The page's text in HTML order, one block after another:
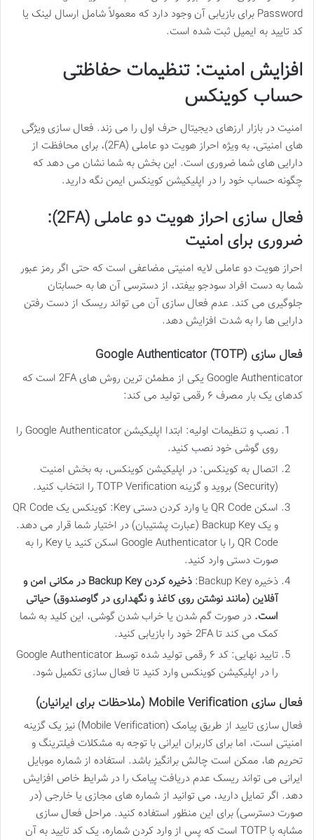
Password برای بازیابی آن وجود دارد که معمولاً شامل ارسال لینک یا
کد تایید به ایمیل ثبت شده است.
افزایش امنیت: تنظیمات حفاظتی
حساب کوینکس
امنیت در بازار ارزهای دیجیتال حرف اول را می زند. فعال سازی ویژگی
های امنیتی، به ویژه احراز هویت دو عاملی (2FA)، برای محافظت از
دارایی های شما ضروری است. این بخش به شما نشان می دهد که
چگونه حساب خود را در اپلیکیشن کوینکس ایمن نگه دارید.
فعال سازی احراز هویت دو عاملی (2FA):
ضروری برای امنیت
احراز هویت دو عاملی لایه امنیتی مضاعفی است که حتی اگر رمز عبور
شما به دست افراد سودجو بیفتد، از دسترسی آن ها به حسابتان
جلوگیری می کند. عدم فعال سازی آن می تواند ریسک از دست رفتن
دارایی ها را به شدت افزایش دهد.
فعال سازی Google Authenticator (TOTP)
Google Authenticator یکی از مطمئن ترین روش های 2FA است که
کدهای یک بار مصرف ۶ رقمی تولید می کند:
نصب و تنظیمات اولیه: ابتدا اپلیکیشن Google Authenticator را
روی گوشی خود نصب کنید.
اتصال به کوینکس: در اپلیکیشن کوینکس، به بخش امنیت
(Security) بروید و گزینه TOTP Verification را انتخاب کنید.
اسکن QR Code یا وارد کردن دستی Key: کوینکس یک QR Code
و یک Backup Key (عبارت پشتیبان) در اختیار شما قرار می دهد.
QR Code را با Google Authenticator اسکن کنید یا Key را به
صورت دستی وارد کنید.
ذخیره Backup Key:
ذخیره کردن Backup Key در مکانی امن و
آفلاین (مانند نوشتن روی کاغذ و نگهداری در گاوصندوق) حیاتی
است. در صورت گم شدن یا خراب شدن گوشی، این کلید به شما
کمک می کند تا 2FA خود را بازیابی کنید.
تایید نهایی: کد ۶ رقمی تولید شده توسط Google Authenticator
را در اپلیکیشن کوینکس وارد کنید تا فعال سازی تکمیل شود.
فعال سازی Mobile Verification (ملاحظات برای ایرانیان)
فعال سازی تایید از طریق پیامک (Mobile Verification) نیز یک گزینه
امنیتی است، اما برای کاربران ایرانی با توجه به مشکلات فیلترینگ و
تحریم ها، ممکن است چالش برانگیز باشد. استفاده از شماره موبایل
ایرانی می تواند ریسک عدم دریافت پیامک را در شرایط خاص افزایش
دهد. اگر تمایل دارید، می توانید از شماره های مجازی یا خارجی (در
صورت دسترسی) برای این منظور استفاده کنید. مراحل فعال سازی
مشابه با TOTP است که پس از وارد کردن شماره، یک کد تایید به آن